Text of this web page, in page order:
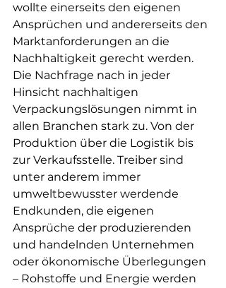
wollte einerseits den eigenen
Ansprüchen und andererseits den
Marktanforderungen an die
Nachhaltigkeit gerecht werden.
Die Nachfrage nach in jeder
Hinsicht nachhaltigen
Verpackungslösungen nimmt in
allen Branchen stark zu. Von der
Produktion über die Logistik bis
zur Verkaufsstelle. Treiber sind
unter anderem immer
umweltbewusster werdende
Endkunden, die eigenen
Ansprüche der produzierenden
und handelnden Unternehmen
oder ökonomische Überlegungen
– Rohstoffe und Energie werden